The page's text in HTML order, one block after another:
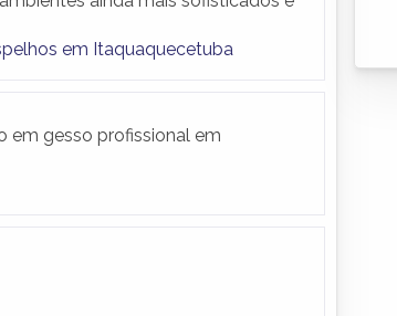
em Itaquaquecetuba
em gesso profissional em